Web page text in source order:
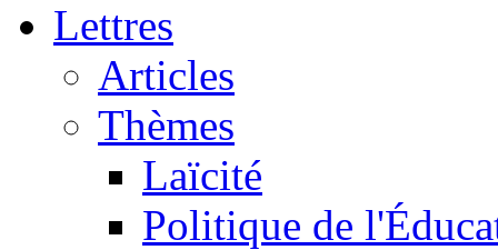
Lettres
Articles
Thèmes
Laïcité
Politique de